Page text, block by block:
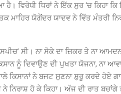
ਵਿਰੋਧੀ ਧਿਰਾਂ ਨੇ ਇੱਕ ਸੁਰ ‘ਚ ਕਿਹਾ
ਯੋਗੇਂਦਰ ਯਾਦਵ ਨੇ ਵਿੱਤ ਮੰਤਰੀ
ਸੀ। ਨਾ ਸੋਕੇ ਦਾ ਜ਼ਿਕਰ ਤੇ ਨਾ
ਨੂੰ ਦਿਵਾਉਣ ਦੀ ਪੁਖਤਾ ਯੋਜਨਾ, ਨਾ
ਕਿਸਾਨਾਂ ਨੇ ਬਜਟ ਸੁਣਨਾ ਸ਼ੁਰੂ ਕਰਦੇ ਹੋਏ
ਹੋ ਕੇ ਕਿਹਾ। ਅੱਜ ਦੀ ਰਾਤ ਬਚਾਂਗੇ